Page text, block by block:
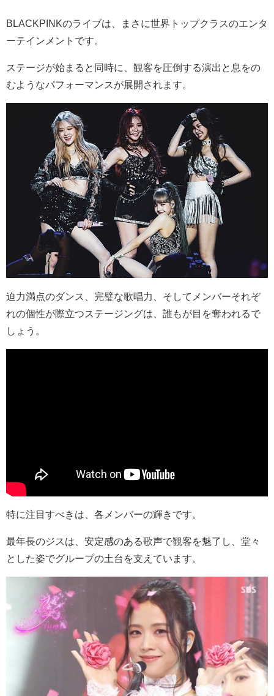
BLACKPINKのライブは、まさに世界トップクラスのエンタ
ーテインメントです。
ステージが始まると同時に、観客を圧倒する演出と息をの
むようなパフォーマンスが展開されます。
迫力満点のダンス、完璧な歌唱力、そしてメンバーそれぞ
れの個性が際立つステージングは、誰もが目を奪われるで
しょう。
特に注目すべきは、各メンバーの輝きです。
最年長のジスは、安定感のある歌声で観客を魅了し、堂々
とした姿でグループの土台を支えています。